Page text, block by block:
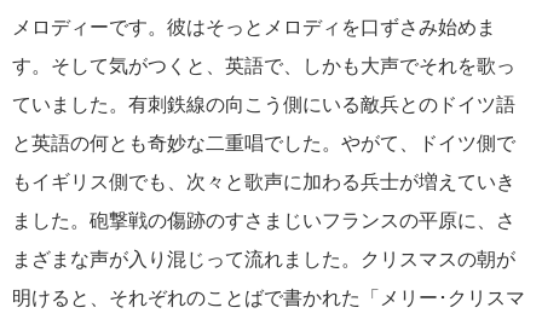
メロディーです。彼はそっとメロディを口ずさみ始めま
す。そして気がつくと、英語で、しかも大声でそれを歌っ
ていました。有刺鉄線の向こう側にいる敵兵とのドイツ語
と英語の何とも奇妙な二重唱でした。やがて、ドイツ側で
もイギリス側でも、次々と歌声に加わる兵士が増えていき
ました。砲撃戦の傷跡のすさまじいフランスの平原に、さ
まざまな声が入り混じって流れました。クリスマスの朝が
明けると、それぞれのことばで書かれた「メリー･クリスマ